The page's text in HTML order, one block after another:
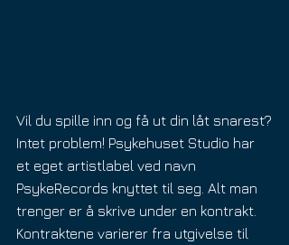
Vil du spille inn og få ut din låt snarest?
Intet problem! Psykehuset Studio har
et eget artistlabel ved navn
PsykeRecords knyttet til seg. Alt man
trenger er å skrive under en kontrakt.
Kontraktene varierer fra utgivelse til